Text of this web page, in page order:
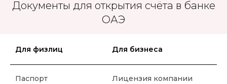
Документы для открытия счёта в банке
ОАЭ
Для физлиц Для бизнеса
Паспорт Лицензия компании